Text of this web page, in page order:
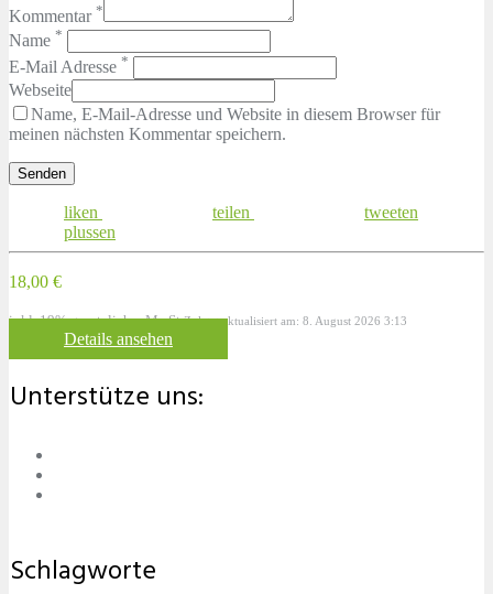
Kommentar *
Name *
E-Mail Adresse *
Webseite
Name, E-Mail-Adresse und Website in diesem Browser für
meinen nächsten Kommentar speichern.
liken teilen
tweeten
plussen
18,00 €
inkl. 19% gesetzlicher MwSt.Zuletzt aktualisiert am: 8. August 2026 3:13
Details ansehen
Unterstütze uns:
Schlagworte